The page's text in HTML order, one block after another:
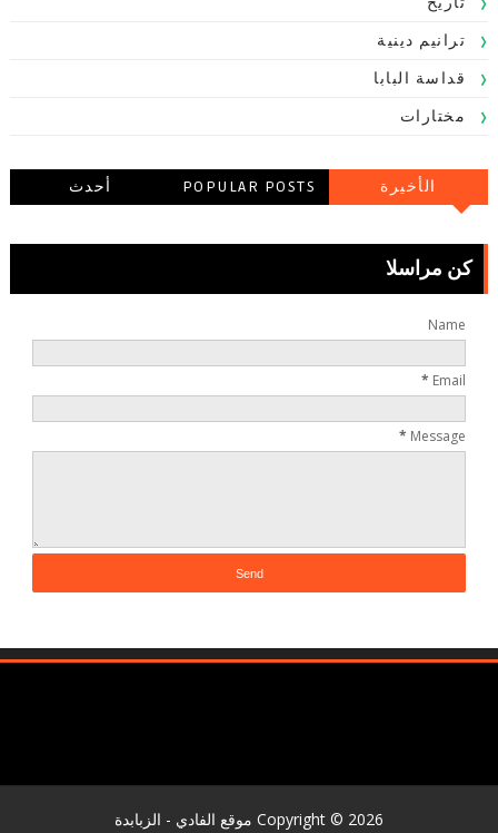
ترانيم دينية
قداسة البابا
مختارات
الأخيرة POPULAR POSTS
أحدث
كن مراسلا
Name
Email
*
Message
*
Copyright © 2026 موقع الفادي - الزبابدة